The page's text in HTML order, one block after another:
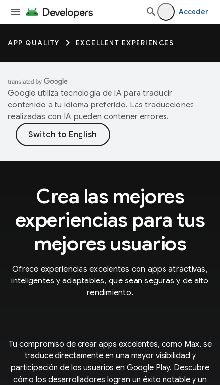
Acceder
APP QUALITY EXCELLENT EXPERIENCES
Google utiliza tecnología de IA para traducir
contenido a tu idioma preferido. Las traducciones
realizadas con IA pueden contener errores.
Crea las mejores
experiencias para tus
mejores usuarios
Ofrece experiencias excelentes con apps atractivas,
inteligentes y adaptables, que sean seguras y de alto
rendimiento.
Tu compromiso de crear apps excelentes, como Max, se
traduce directamente en una mayor visibilidad y
participación de los usuarios en Google Play. Descubre
cómo los desarrolladores logran un éxito notable y un